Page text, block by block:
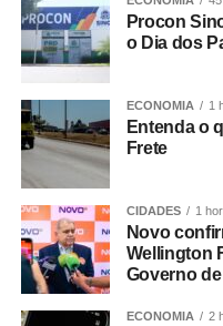
profissionais, o que
desigual dentro da pasta.
Danielle Carmona é
como enfermeira de
teria se beneficiado de
enquanto ainda ocupava
Prefeitura
Em nota, a Prefeitura de
irregularidades na
Procon
o Dia dos
ECONOMIA 1
Entenda o
Frete
CIDADES 1
Novo
Wellington
Governo de
ECONOMIA 2